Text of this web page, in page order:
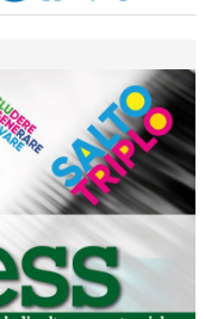
fare le